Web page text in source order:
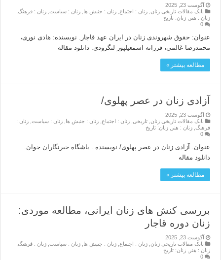
آگوست 23, 2025
بانک مقالات تاریخی زنان ,زنان : اجتماع ,زنان : جنبش ها ,زنان : سیاست ,زنان : فرهنگ
زنان : هنر
,زنان: تاریخ
0
عنوان: حقوق شهروندی زنان در ایران عهد قاجار. نویسنده: هادی نوری،
محمدرضا غالمی، فرزانه اسمعیلپور لنگرودی. دانلود مقاله
مطالعه بیشتر »
آزادی زنان در عصر پهلوی/
آگوست 23, 2025
بانک مقالات تاریخی زنان ,تاریخی ,زنان : اجتماع ,زنان : جنبش ها ,زنان : سیاست ,زنان :
فرهنگ ,زنان : هنر ,زنان: تاریخ
0
عنوان: آزادی زنان در عصر پهلوی/ نویسنده : باشگاه خبرنگاران جوان.
دانلود مقاله
مطالعه بیشتر »
بررسی کنش های زنان ایرانی، مطالعه موردی:
زنان دوره قاجار
آگوست 23, 2025
بانک مقالات تاریخی زنان ,زنان : اجتماع ,زنان : جنبش ها ,زنان : سیاست ,زنان : فرهنگ
زنان : هنر
,زنان: تاریخ
0